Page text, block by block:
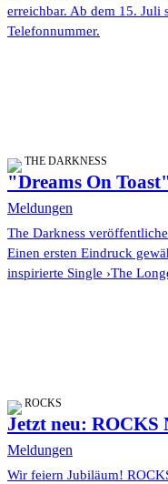
erreichbar. Ab dem 15.
Telefonnummer.
THE DARKNESS
"Dreams On
Meldungen
The Darkness
Einen ersten Eindruck
inspirierte Single ›The
ROCKS
Jetzt neu: ROCKS
Meldungen
Wir feiern Jubiläum!